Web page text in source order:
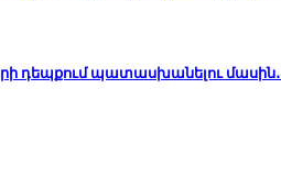
դեպքում պատասխանելու մասին․